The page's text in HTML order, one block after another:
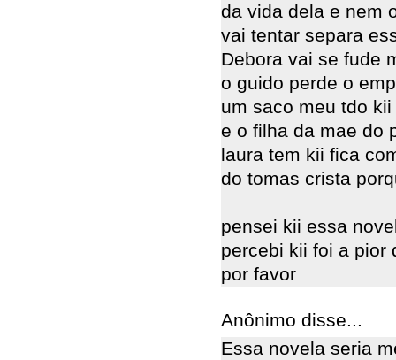
da vida dela e nem
vai tentar separa
Debora vai se fude
o guido perde o
um saco meu tdo
e o filha da mae do
laura tem kii fica
do tomas crista
pensei kii essa
percebi kii foi a pior
por favor
Anônimo disse...
Essa novela seria